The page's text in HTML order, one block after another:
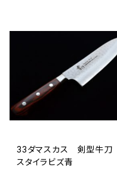
33ダマスカス 剣型牛刀
スタイラビズ青